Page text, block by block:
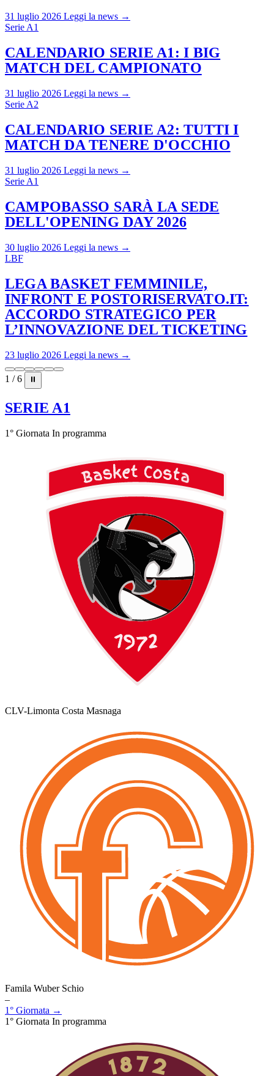
31 luglio 2026 Leggi la news →
Serie A1
CALENDARIO SERIE A1: I BIG
MATCH DEL CAMPIONATO
31 luglio 2026 Leggi la news →
Serie A2
CALENDARIO SERIE A2: TUTTI I
MATCH DA TENERE D'OCCHIO
31 luglio 2026 Leggi la news →
Serie A1
CAMPOBASSO SARÀ LA SEDE
DELL'OPENING DAY 2026
30 luglio 2026 Leggi la news →
LBF
LEGA BASKET FEMMINILE,
INFRONT E POSTORISERVATO.IT:
ACCORDO STRATEGICO PER
L’INNOVAZIONE DEL TICKETING
23 luglio 2026 Leggi la news →
1 / 6 ⏸
SERIE A1
1° Giornata In programma
CLV-Limonta Costa Masnaga
Famila Wuber Schio
–
1° Giornata →
1° Giornata In programma